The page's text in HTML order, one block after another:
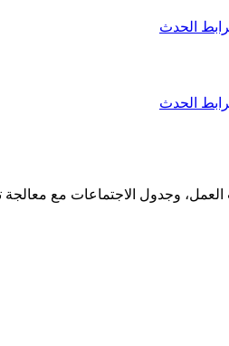
رابط الحدث
رابط الحدث
وجدول الاجتماعات مع معالجة